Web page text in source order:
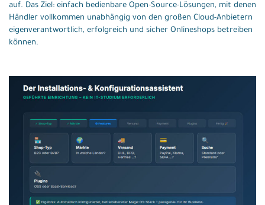
auf. Das Ziel: einfach bedienbare Open-Source-Lösungen, mit denen
Händler vollkommen unabhängig von den großen Cloud-Anbietern
eigenverantwortlich, erfolgreich und sicher Onlineshops betreiben
können.